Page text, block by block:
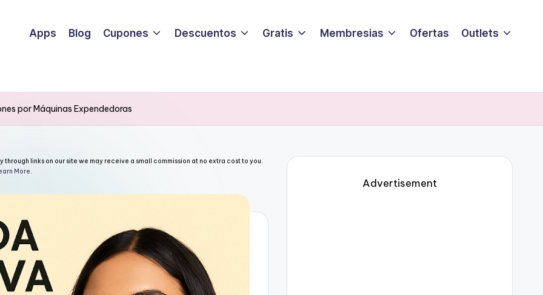
Apps Blog Cupones Descuentos Gratis Membresias Ofertas Outlets
por Máquinas Expendedoras
links on our site we may receive a small commission at no extra cost to you.
More.
Advertisement